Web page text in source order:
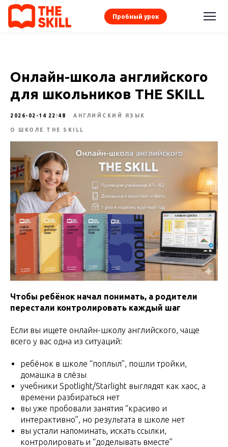
Пробный урок
Онлайн-школа английского
для школьников THE SKILL
2026-02-14 22:48 АНГЛИЙСКИЙ ЯЗЫК
О ШКОЛЕ THE SKILL
Чтобы ребёнок начал понимать, а родители
перестали контролировать каждый шаг
Если вы ищете онлайн-школу английского, чаще
всего у вас одна из ситуаций:
ребёнок в школе “поплыл”, пошли тройки,
домашка в слёзы
учебники Spotlight/Starlight выглядят как хаос, а
времени разбираться нет
вы уже пробовали занятия “красиво и
интерактивно”, но результата в школе нет
вы устали напоминать, искать ссылки,
контролировать и “доделывать вместе”